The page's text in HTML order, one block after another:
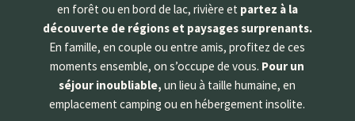
en forêt ou en bord de lac, rivière et partez à la
découverte de régions et paysages surprenants.
En famille, en couple ou entre amis, profitez de ces
moments ensemble, on s’occupe de vous. Pour un
séjour inoubliable, un lieu à taille humaine, en
emplacement camping ou en hébergement insolite.